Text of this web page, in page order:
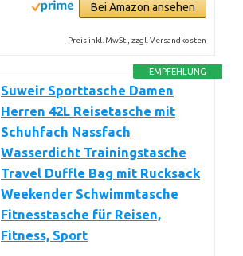
Bei Amazon ansehen
Preis inkl. MwSt., zzgl. Versandkosten
EMPFEHLUNG
Suweir Sporttasche Damen
Herren 42L Reisetasche mit
Schuhfach Nassfach
Wasserdicht Trainingstasche
Travel Duffle Bag mit Rucksack
Weekender Schwimmtasche
Fitnesstasche für Reisen,
Fitness, Sport